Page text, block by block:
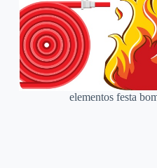
elementos festa